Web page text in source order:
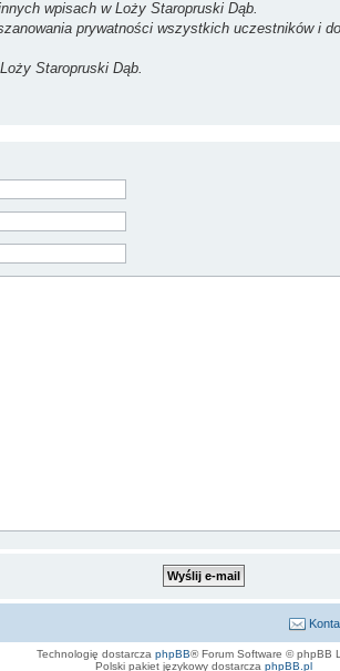
wpisach w Loży Staropruski Dąb.
prywatności wszystkich uczestników i
Staropruski Dąb.
Technologię dostarcza phpBB® Forum Software © phpBB
Polski pakiet językowy dostarcza phpBB.pl